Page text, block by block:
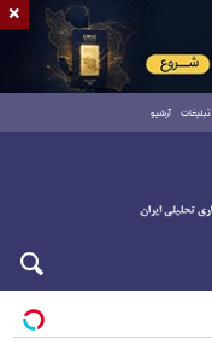
تبلیغات آرشیو
×